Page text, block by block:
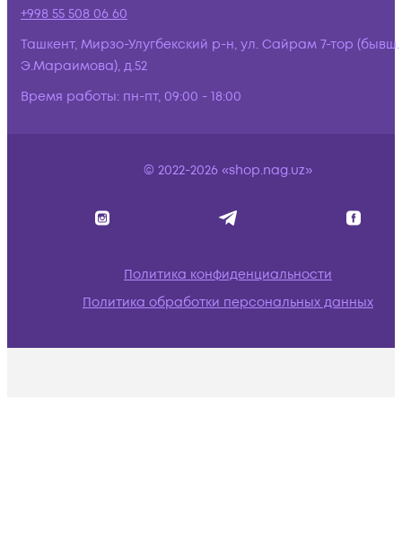
+998 55 508 06 60
Ташкент, Мирзо-Улугбекский р-н, ул. Сайрам 7-тор (бывш.
Э.Мараимова), д.52
Время работы: пн-пт, 09:00 - 18:00
© 2022-2026 «shop.nag.uz»
Политика конфиденциальности
Политика обработки персональных данных